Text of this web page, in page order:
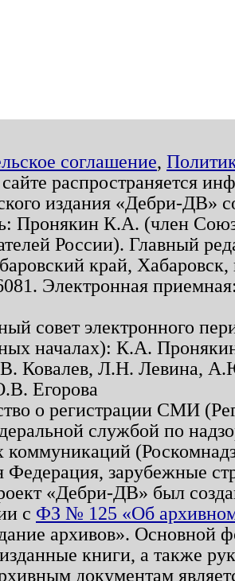
соглашение,
распространяется
издания «Дебри-ДВ»
Пронякин К.А. (член
России). Главный
край,
Электронная
совет электронного
началах): К.А.
Ковалев, Л.Н. Левина,
Егорова
о регистрации СМИ
службой по
коммуникаций
Федерация, зарубежные
«Дебри-ДВ» был
с ФЗ № 125 «Об
архивов». Основной
книги, а также
документам